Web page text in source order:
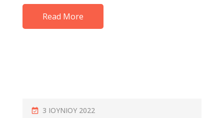
Read More
3 ΙΟΥΝΊΟΥ 2022